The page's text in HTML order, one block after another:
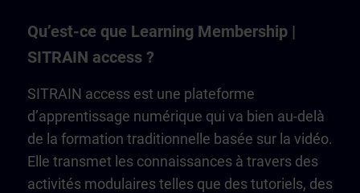
Qu’est-ce que Learning Membership |
SITRAIN access ?
SITRAIN access est une plateforme
d’apprentissage numérique qui va bien au-delà
de la formation traditionnelle basée sur la vidéo.
Elle transmet les connaissances à travers des
activités modulaires telles que des tutoriels, des